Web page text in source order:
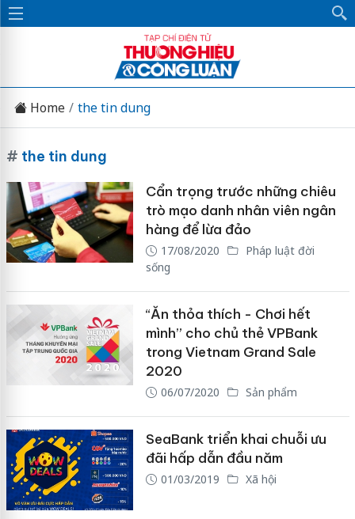
Home the tin dung
# the tin dung
Cẩn trọng trước những chiêu
trò mạo danh nhân viên ngân
hàng để lừa đảo
17/08/2020
Pháp luật đời
sống
“Ăn thỏa thích - Chơi hết
mình” cho chủ thẻ VPBank
trong Vietnam Grand Sale
2020
06/07/2020 Sản phẩm
SeaBank triển khai chuỗi ưu
đãi hấp dẫn đầu năm
01/03/2019 Xã hội